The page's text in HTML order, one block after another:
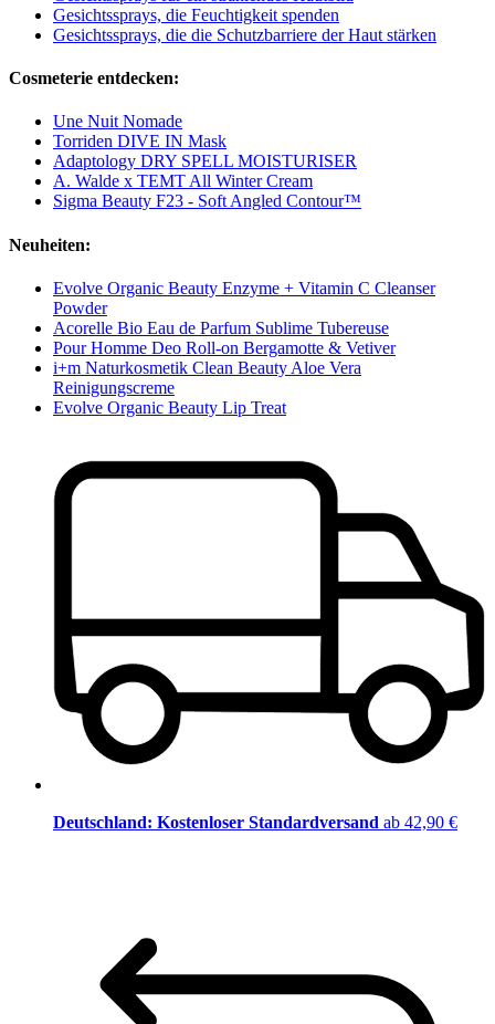
Gesichtssprays, die Feuchtigkeit spenden
Gesichtssprays, die die Schutzbarriere der Haut stärken
Cosmeterie entdecken:
Une Nuit Nomade
Torriden DIVE IN Mask
Adaptology DRY SPELL MOISTURISER
A. Walde x TEMT All Winter Cream
Sigma Beauty F23 - Soft Angled Contour™
Neuheiten:
Evolve Organic Beauty Enzyme + Vitamin C Cleanser
Powder
Acorelle Bio Eau de Parfum Sublime Tubereuse
Pour Homme Deo Roll-on Bergamotte & Vetiver
i+m Naturkosmetik Clean Beauty Aloe Vera
Reinigungscreme
Evolve Organic Beauty Lip Treat
Deutschland: Kostenloser Standardversand ab 42,90 €